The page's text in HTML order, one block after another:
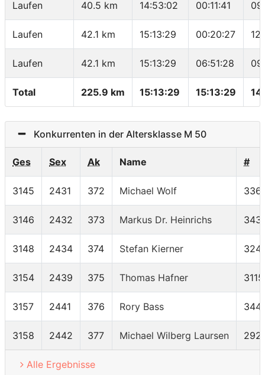
Laufen 40.5 km 14:53:02 00:11:41
Laufen 42.1 km 15:13:29 00:20:27
Laufen 42.1 km 15:13:29 06:51:28
Total 225.9 km 15:13:29 15:13:29
Konkurrenten in der Altersklasse M 50
Ges Sex Ak Name #
3145 2431 372 Michael Wolf
3146 2432 373 Markus Dr. Heinrichs 3431
3148 2434 374 Stefan Kierner
3154 2439 375 Thomas Hafner 3115
3157 2441 376 Rory Bass 3441
3158 2442 377 Michael Wilberg Laursen
Alle Ergebnisse